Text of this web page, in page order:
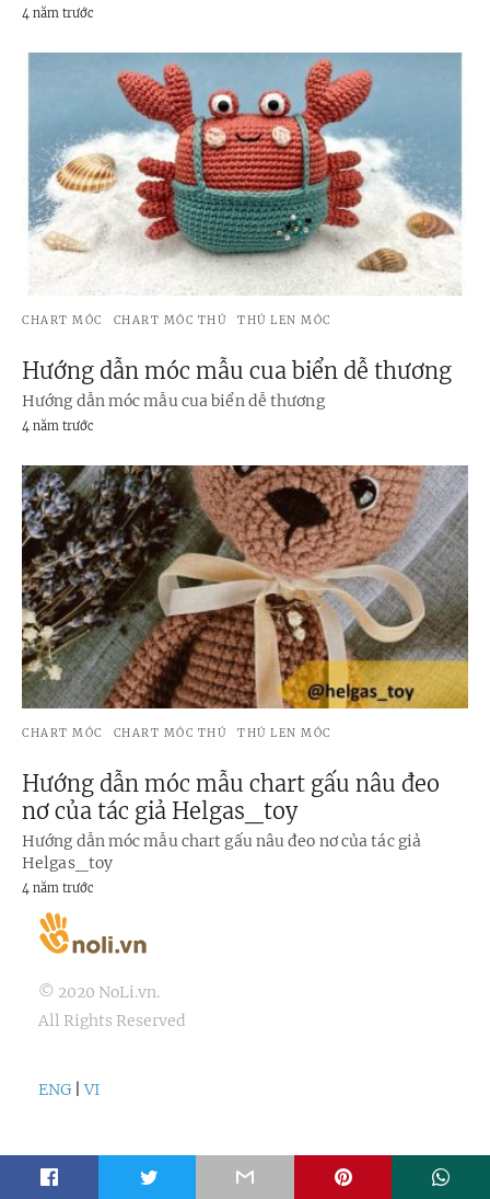
4 năm trước
CHART MÓC CHART MÓC THÚ THÚ LEN MÓC
Hướng dẫn móc mẫu cua biển dễ thương
Hướng dẫn móc mẫu cua biển dễ thương
4 năm trước
CHART MÓC CHART MÓC THÚ THÚ LEN MÓC
Hướng dẫn móc mẫu chart gấu nâu đeo
nơ của tác giả Helgas_toy
Hướng dẫn móc mẫu chart gấu nâu đeo nơ của tác giả
Helgas_toy
4 năm trước
© 2020 NoLi.vn.
All Rights Reserved
ENG |VI